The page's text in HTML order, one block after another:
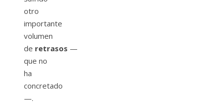
otro
importante
volumen
de retrasos —
que no
ha
concretado
—.